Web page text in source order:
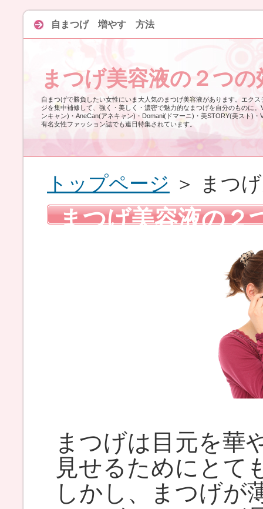
自まつげ 増やす 方法
まつげ美容液の２つの
自まつげで勝負したい女性にいま大人気のまつげ美容液があります。エク
ジを集中補修して、強く・美しく・濃密で魅力的なまつげを自分のものに
ンキャン)・AneCan(アネキャン)・Domani(ドマーニ)・美STORY(美スト)
有名女性ファッション誌でも連日特集されています。
トップページ ＞ まつ
まつげ美容液の２
まつげは目元を華
見せるためにとて
しかし、まつげが